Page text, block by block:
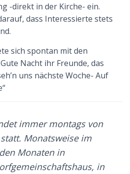
-direkt in der Kirche- ein.
dass Interessierte stets
sich spontan mit den
Nacht ihr Freunde, das
uns nächste Woche- Auf
immer montags von
Monatsweise im
Monaten in
in